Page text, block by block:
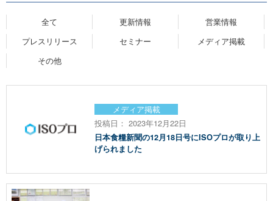
全て 更新情報
営業情報
プレスリリース
セミナー
メディア掲載
その他
メディア掲載
投稿日： 2023年12月22日
日本食糧新聞の12月18日号にISOプロが取り上
げられました